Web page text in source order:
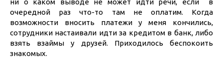
ни о каком выводе не может идти речи, если в
очередной раз что-то там не оплатим. Когда
возможности вносить платежи у меня кончились,
сотрудники настаивали идти за кредитом в банк, либо
взять взаймы у друзей. Приходилось беспокоить
знакомых.